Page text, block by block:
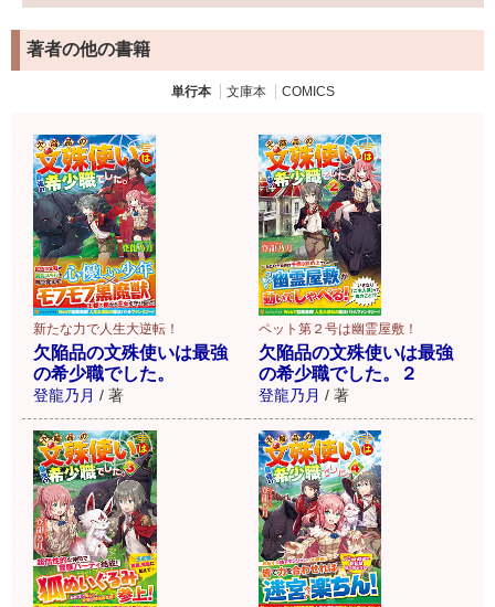
著者の他の書籍
単行本 文庫本 COMICS
新たな力で人生大逆転！
欠陥品の文殊使いは最強
の希少職でした。
登龍乃月 / 著
ペット第２号は幽霊屋敷！
欠陥品の文殊使いは最強
の希少職でした。２
登龍乃月 / 著